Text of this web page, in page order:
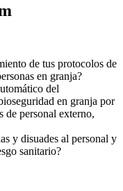
de tus protocolos de
en granja?
del
en granja por
de personal externo,
y disuades al personal y
sanitario?